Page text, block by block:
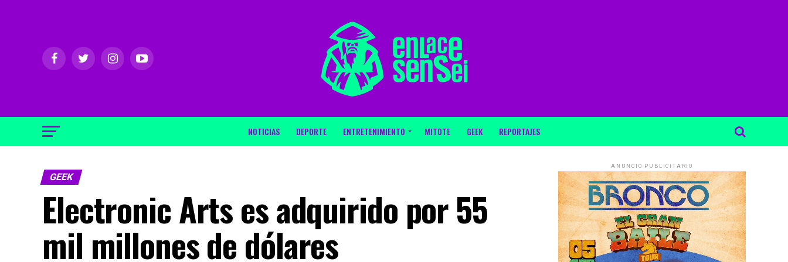
NOTICIAS DEPORTE ENTRETENIMIENTO MITOTE GEEK REPORTAJES
GEEK
Electronic Arts es adquirido por 55
mil millones de dólares
ANUNCIO PUBLICITARIO